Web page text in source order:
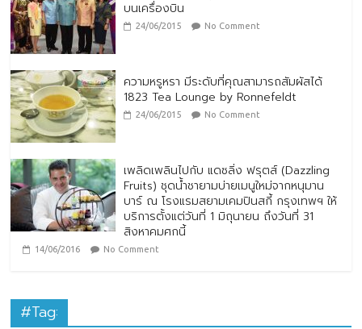
บนเครื่องบิน
24/06/2015 No Comment
ความหรูหรา มีระดับที่คุณสามารถสัมผัสได้
1823 Tea Lounge by Ronnefeldt
24/06/2015 No Comment
เพลิดเพลินไปกับ แดซลิ่ง ฟรุตส์ (Dazzling
Fruits) ชุดน้ำชายามบ่ายเมนูใหม่จากหนุมาน
บาร์ ณ โรงแรมสยามเคมปินสกี้ กรุงเทพฯ ให้
บริการตั้งแต่วันที่ 1 มิถุนายน ถึงวันที่ 31
สิงหาคมศกนี้
14/06/2016 No Comment
#Tag: